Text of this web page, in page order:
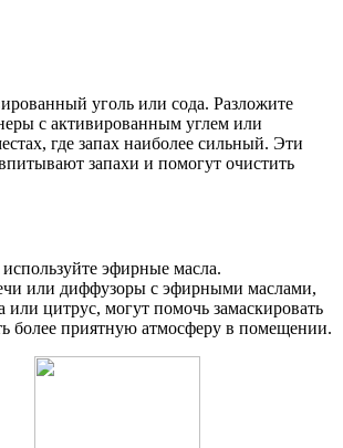
уголь или сода. Разложите
с активированным углем или
где запах наиболее сильный. Эти
запахи и помогут очистить
эфирные масла.
или диффузоры с эфирными маслами,
или цитрус, могут помочь замаскировать
более приятную атмосферу в помещении.